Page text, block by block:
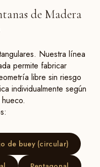
de Madera
Nuestra línea
permite fabricar
libre sin riesgo
individualmente según
de buey (circular)